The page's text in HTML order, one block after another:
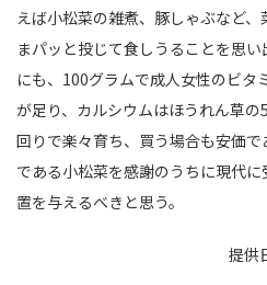
えば小松菜の雑煮、豚しゃぶなど
まパッと投じて食しうることを思
にも、100グラムで成人女性のビタ
が足り、カルシウムはほうれん草
回りで楽々育ち、買う場合も安価
である小松菜を感謝のうちに現代
置を与えるべきと思う。
提供